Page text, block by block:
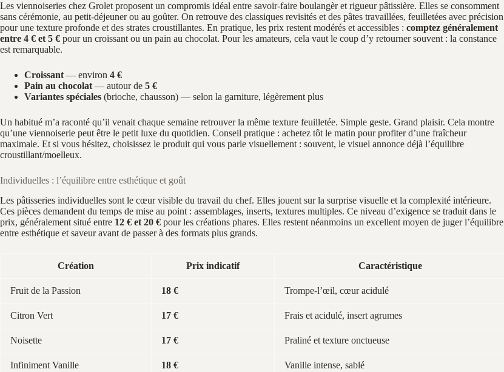
Les viennoiseries chez Grolet proposent un compromis idéal entre savoir‑faire boulangèr et rigueur pâtissière. Elles se consomment
sans cérémonie, au petit‑déjeuner ou au goûter. On retrouve des classiques revisités et des pâtes travaillées, feuilletées avec précision
pour une texture profonde et des strates croustillantes. En pratique, les prix restent modérés et accessibles : comptez généralement
entre 4 € et 5 € pour un croissant ou un pain au chocolat. Pour les amateurs, cela vaut le coup d’y retourner souvent : la constance
est remarquable.
Croissant — environ 4 €
Pain au chocolat — autour de 5 €
Variantes spéciales (brioche, chausson) — selon la garniture, légèrement plus
Un habitué m’a raconté qu’il venait chaque semaine retrouver la même texture feuilletée. Simple geste. Grand plaisir. Cela montre
qu’une viennoiserie peut être le petit luxe du quotidien. Conseil pratique : achetez tôt le matin pour profiter d’une fraîcheur
maximale. Et si vous hésitez, choisissez le produit qui vous parle visuellement : souvent, le visuel annonce déjà l’équilibre
croustillant/moelleux.
Individuelles : l’équilibre entre esthétique et goût
Les pâtisseries individuelles sont le cœur visible du travail du chef. Elles jouent sur la surprise visuelle et la complexité intérieure.
Ces pièces demandent du temps de mise au point : assemblages, inserts, textures multiples. Ce niveau d’exigence se traduit dans le
prix, généralement situé entre 12 € et 20 € pour les créations phares. Elles restent néanmoins un excellent moyen de juger l’équilibre
entre esthétique et saveur avant de passer à des formats plus grands.
Création Prix indicatif Caractéristique
Fruit de la Passion 18 € Trompe‑l’œil, cœur acidulé
Citron Vert 17 € Frais et acidulé, insert agrumes
Noisette 17 € Praliné et texture onctueuse
Infiniment Vanille 18 € Vanille intense, sablé